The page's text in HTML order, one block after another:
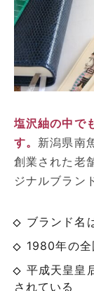
塩沢紬の中で
す。 新潟県南
創業された老
ジナルブラン
ブランド名
1980年の全
平成天皇皇
されている